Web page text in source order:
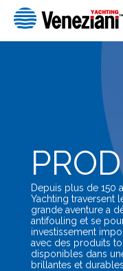
Depuis plus de 150
Yachting traversent
grande aventure a
antifouling et se
investissement
avec des produits
disponibles dans
brillantes et durables.